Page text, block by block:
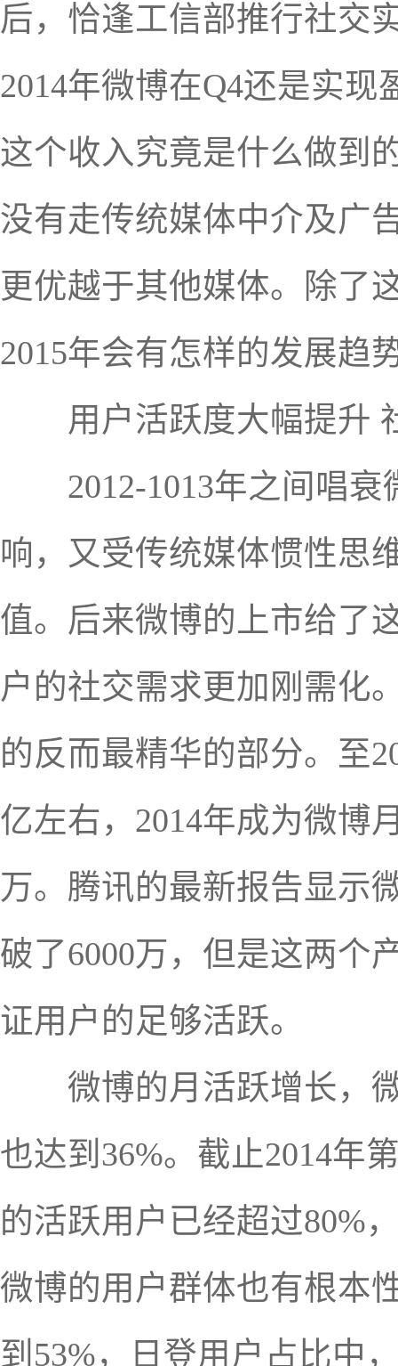
后，恰逢工信部推行社交
2014年微博在Q4还是实
这个收入究竟是什么做到
没有走传统媒体中介及广
更优越于其他媒体。除了
2015年会有怎样的发展趋
用户活跃度大幅提升
2012-1013年之间唱衰
响，又受传统媒体惯性思
值。后来微博的上市给了
户的社交需求更加刚需化
的反而最精华的部分。至
亿左右，2014年成为微博
万。腾讯的最新报告显示
破了6000万，但是这两个
证用户的足够活跃。
微博的月活跃增长，微
也达到36%。截止2014年
的活跃用户已经超过80%
微博的用户群体也有根本
到53%，日登用户占比中